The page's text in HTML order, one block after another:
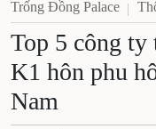
Trống Đồng Palace
Top 5 công ty
K1 hôn phu
Nam